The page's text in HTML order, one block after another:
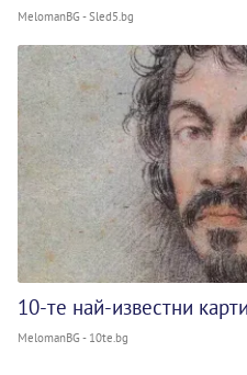
MelomanBG - Sled5.bg
10-те най-известни
MelomanBG - 10te.bg